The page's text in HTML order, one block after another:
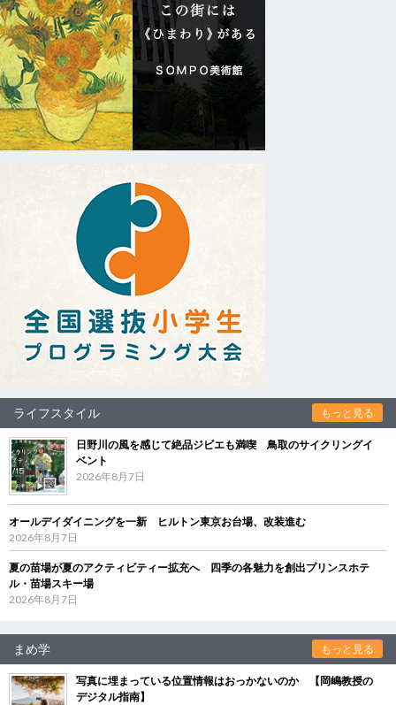
ライフスタイル もっと見る
日野川の風を感じて絶品ジビエも満喫 鳥取のサイクリングイ
ベント
2026年8月7日
オールデイダイニングを一新 ヒルトン東京お台場、改装進む
2026年8月7日
夏の苗場が夏のアクティビティー拡充へ 四季の各魅力を創出プリンスホテ
ル・苗場スキー場
2026年8月7日
まめ学 もっと見る
写真に埋まっている位置情報はおっかないのか 【岡嶋教授の
デジタル指南】